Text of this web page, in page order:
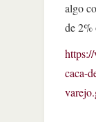
algo
de 2%
caca-